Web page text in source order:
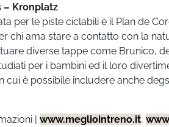
– Kronplatz
per le piste ciclabili è il Plan de
chi ama stare a contatto con la
diverse tappe come Brunico,
per i bambini ed il loro
cui è possibile includere anche
| www.megliointreno.it,